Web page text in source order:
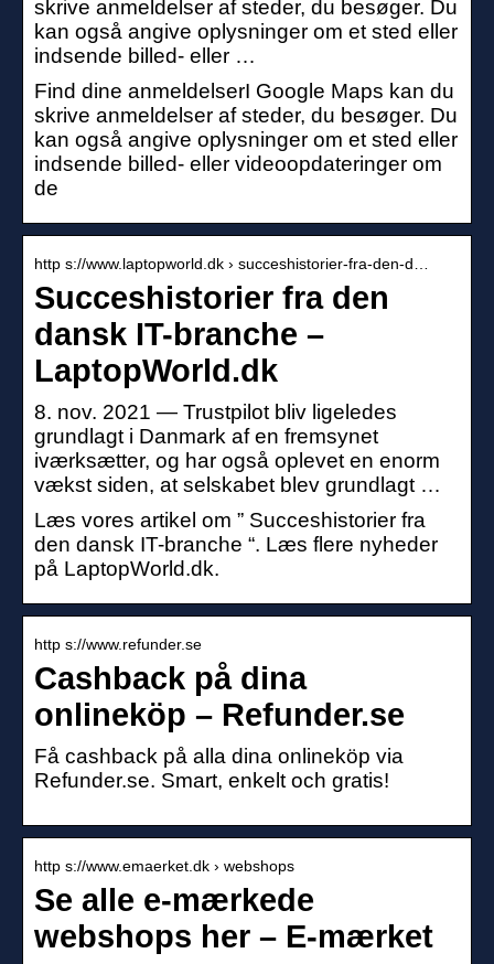
skrive anmeldelser af steder, du besøger. Du
kan også angive oplysninger om et sted eller
indsende billed- eller …
Find dine anmeldelserI Google Maps kan du
skrive anmeldelser af steder, du besøger. Du
kan også angive oplysninger om et sted eller
indsende billed- eller videoopdateringer om
de
http s://www.laptopworld.dk › succeshistorier-fra-den-d…
Succeshistorier fra den
dansk IT-branche –
LaptopWorld.dk
8. nov. 2021 — Trustpilot bliv ligeledes
grundlagt i Danmark af en fremsynet
iværksætter, og har også oplevet en enorm
vækst siden, at selskabet blev grundlagt …
Læs vores artikel om ” Succeshistorier fra
den dansk IT-branche “. Læs flere nyheder
på LaptopWorld.dk.
http s://www.refunder.se
Cashback på dina
onlineköp – Refunder.se
Få cashback på alla dina onlineköp via
Refunder.se. Smart, enkelt och gratis!
http s://www.emaerket.dk › webshops
Se alle e-mærkede
webshops her – E-mærket